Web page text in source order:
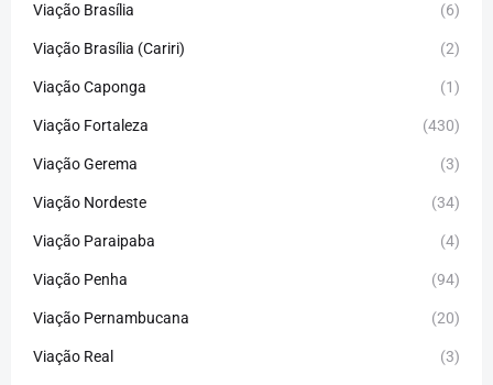
Viação Brasília (6)
Viação Brasília (Cariri) (2)
Viação Caponga (1)
Viação Fortaleza (430)
Viação Gerema (3)
Viação Nordeste (34)
Viação Paraipaba (4)
Viação Penha (94)
Viação Pernambucana (20)
Viação Real (3)